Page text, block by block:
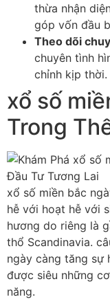
thừa nhận
góp vốn đầu
Theo dõi
chuyên tình
chỉnh kịp thời.
xổ số
Trong
xổ số miền bắc
hễ với hoạt hễ với
hương do riêng là
thổ Scandinavia.
ngày càng tăng sự
được siêu những
năng.